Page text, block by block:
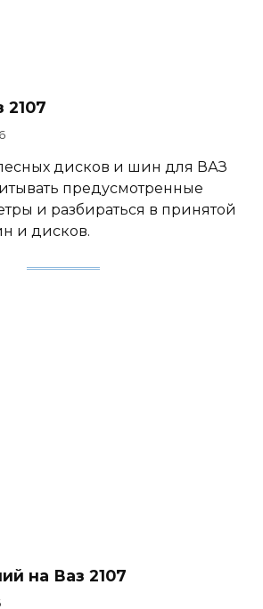
2107
дисков и шин для ВАЗ
предусмотренные
и разбираться в принятой
и дисков.
на Ваз 2107